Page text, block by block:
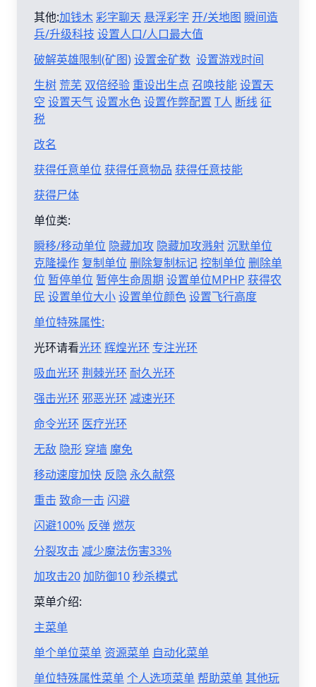
其他:加钱木彩字聊天 悬浮彩字 开/关地图 瞬间造
兵/升级科技 设置人口/人口最大值
破解英雄限制(矿图)设置金矿数 设置游戏时间
生树 荒芜 双倍经验 重设出生点 召唤技能设置天
空 设置天气设置水色设置作弊配置 T人 断线征
税
改名
获得任意单位 获得任意物品 获得任意技能
获得尸体
单位类:
瞬移/移动单位 隐藏加攻 隐藏加攻溅射沉默单位
克隆操作 复制单位 删除复制标记控制单位 删除单
位 暂停单位 暂停生命周期 设置单位MPHP 获得农
民 设置单位大小设置单位颜色设置飞行高度
单位特殊属性:
光环请看光环 辉煌光环 专注光环
吸血光环 荆棘光环 耐久光环
强击光环 邪恶光环 减速光环
命令光环 医疗光环
无敌 隐形 穿墙 魔免
移动速度加快 反隐 永久献祭
重击 致命一击 闪避
闪避100% 反弹燃灰
分裂攻击 减少魔法伤害33%
加攻击20加防御10秒杀模式
菜单介绍:
主菜单
单个单位菜单 资源菜单 自动化菜单
单位特殊属性菜单个人选项菜单帮助菜单其他玩